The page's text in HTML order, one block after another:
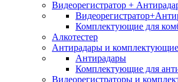
Видеорегистратор +
Комплектующие для
Алкотестер
Антирадары и комплектующие
Антирадары
Комплектующие для
Видеорегистраторы и